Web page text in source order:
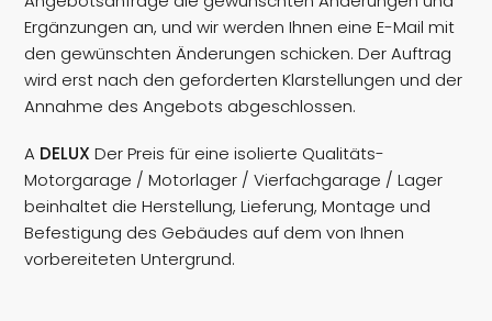
Ergänzungen an, und wir werden Ihnen eine E-Mail mit
den gewünschten Änderungen schicken. Der Auftrag
wird erst nach den geforderten Klarstellungen und der
Annahme des Angebots abgeschlossen.
A DELUX Der Preis für eine isolierte Qualitäts-
Motorgarage / Motorlager / Vierfachgarage / Lager
beinhaltet die Herstellung, Lieferung, Montage und
Befestigung des Gebäudes auf dem von Ihnen
vorbereiteten Untergrund.